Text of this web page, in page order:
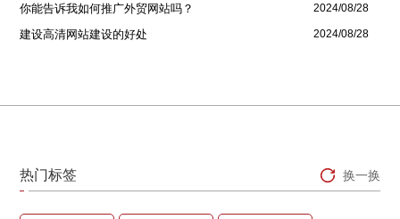
你能告诉我如何推广外贸网站吗？ 2024/08/28
建设高清网站建设的好处 2024/08/28
热门标签 换一换